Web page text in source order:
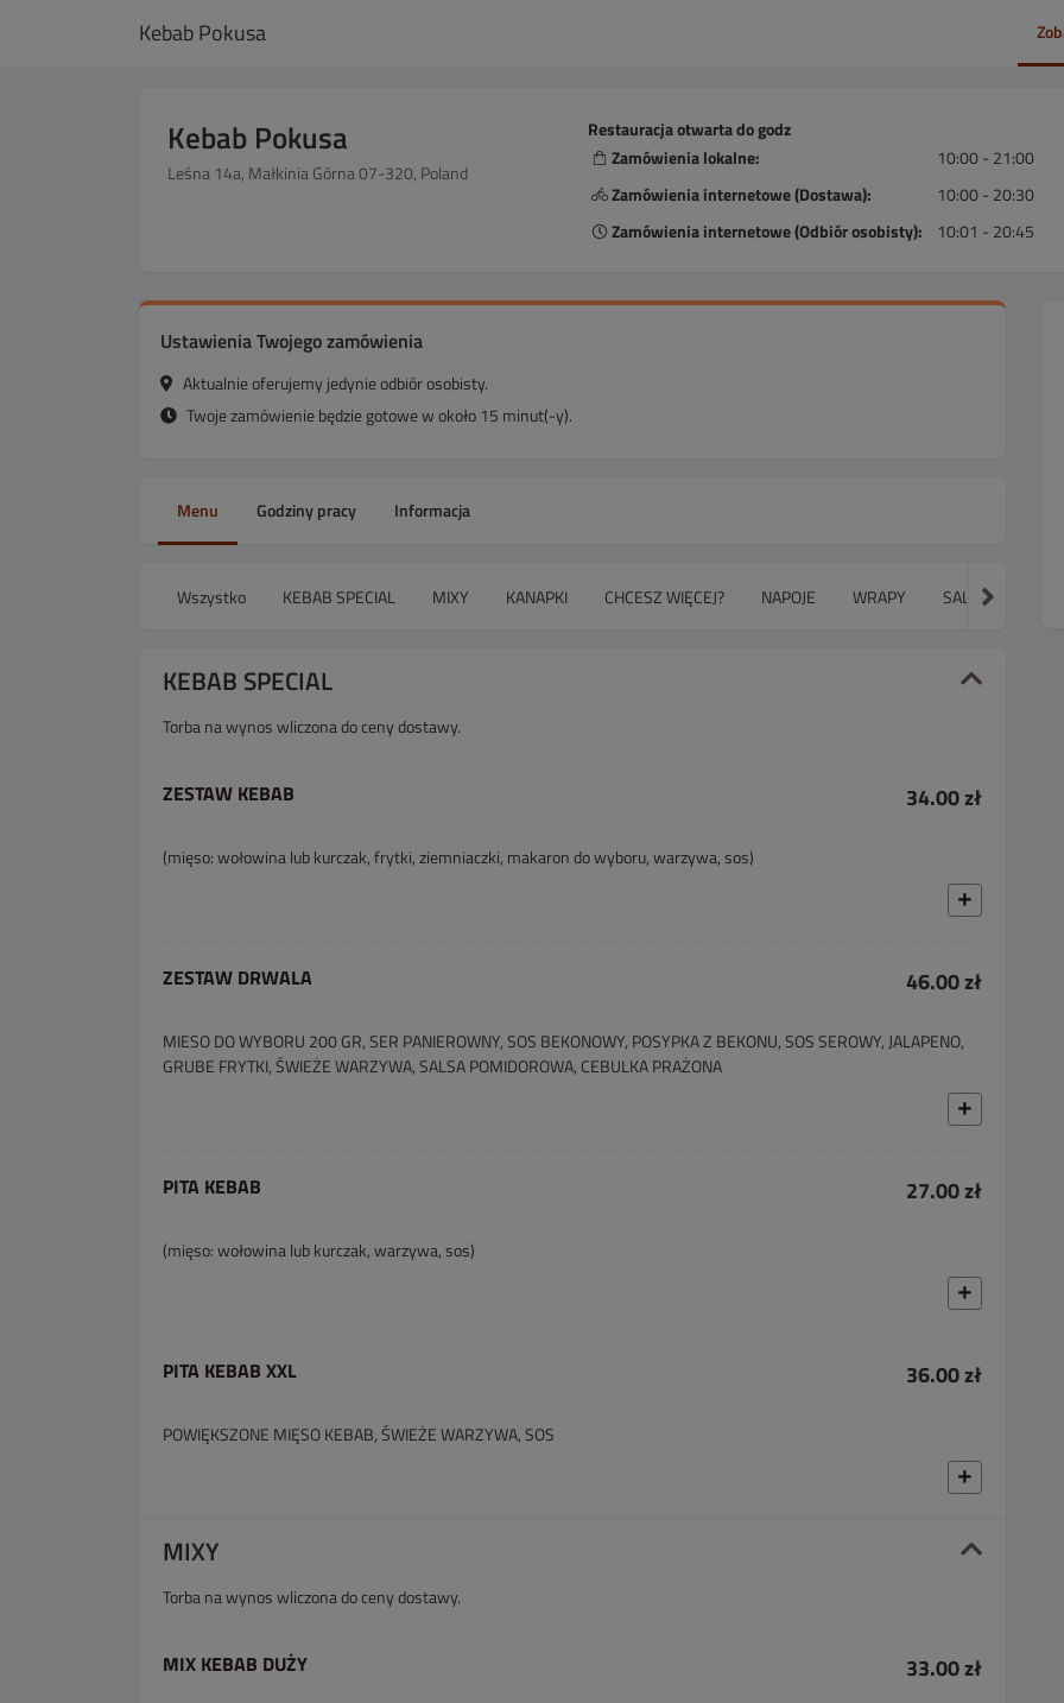
Kebab Pokusa
Kebab Pokusa
Leśna 14a, Małkinia Górna 07-320, Poland
Restauracja otwarta do godz
Zamówienia lokalne:
10:00 - 21:00
Zamówienia internetowe (Dostawa):
10:00 - 20:30
Zamówienia internetowe (Odbiór osobisty):
10:01 - 20:45
Ustawienia Twojego zamówienia
Aktualnie oferujemy jedynie odbiór osobisty.
Twoje zamówienie będzie gotowe w około 15 minut(-y).
Menu Godziny pracy Informacja
Wszystko KEBAB SPECIAL MIXY KANAPKI CHCESZ WIĘCEJ? NAPOJE WRAPY SALAD BOWLS
KEBAB SPECIAL
Torba na wynos wliczona do ceny dostawy.
ZESTAW KEBAB 34.00 zł
(mięso: wołowina lub kurczak, frytki, ziemniaczki, makaron do wyboru, warzywa, sos)
ZESTAW DRWALA 46.00 zł
MIESO DO WYBORU 200 GR, SER PANIEROWNY, SOS BEKONOWY, POSYPKA Z BEKONU, SOS SEROWY, JALAPENO,
GRUBE FRYTKI, ŚWIEŻE WARZYWA, SALSA POMIDOROWA, CEBULKA PRAŻONA
PITA KEBAB 27.00 zł
(mięso: wołowina lub kurczak, warzywa, sos)
PITA KEBAB XXL 36.00 zł
POWIĘKSZONE MIĘSO KEBAB, ŚWIEŻE WARZYWA, SOS
MIXY
Torba na wynos wliczona do ceny dostawy.
MIX KEBAB DUŻY 33.00 zł